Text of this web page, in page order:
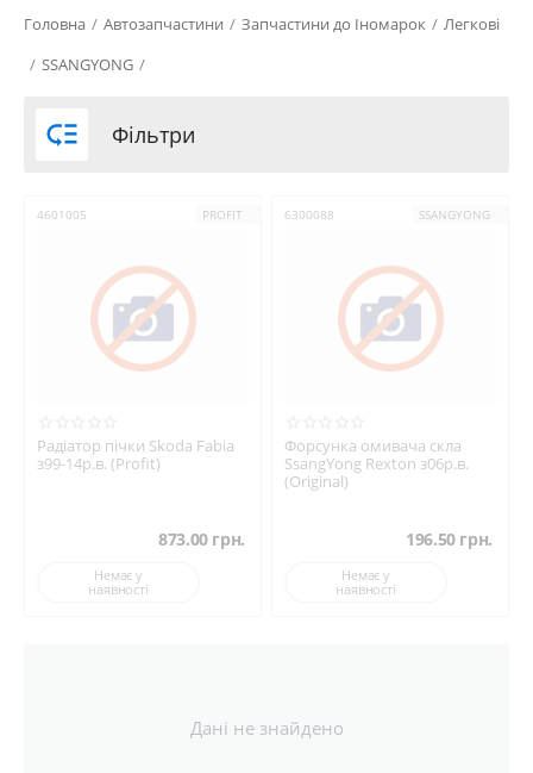
Головна / Автозапчастини / Запчастини до Іномарок / Легкові
/ SSANGYONG /
 Фільтри
4601005 PROFIT
Радіатор пічки Skoda Fabia
з99-14р.в. (Profit)
873.00 грн.
Немає у
наявності
6300088 SSANGYONG
Форсунка омивача скла
SsangYong Rexton з06р.в.
(Original)
196.50 грн.
Немає у
наявності
Дані не знайдено